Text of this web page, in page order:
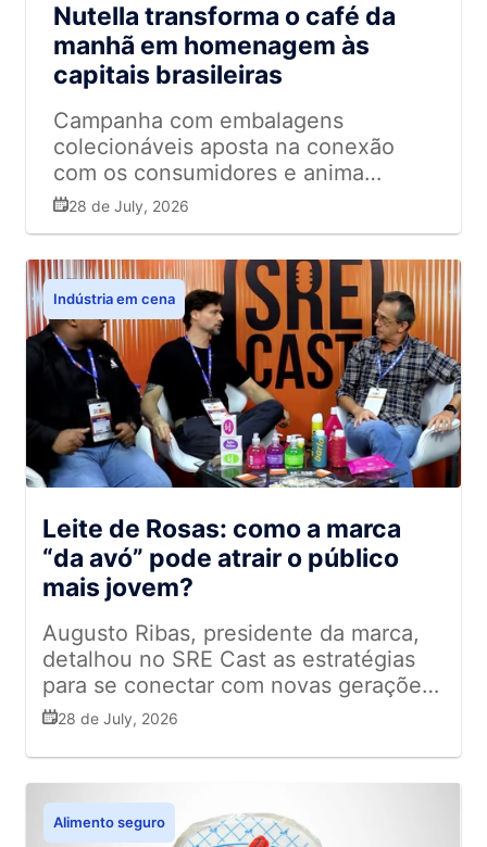
Nutella transforma o café da
manhã em homenagem às
capitais brasileiras
Campanha com embalagens
colecionáveis aposta na conexão
com os consumidores e anima
supermercadistas com potencial de
28 de July, 2026
Indústria em cena
Leite de Rosas: como a marca
“da avó” pode atrair o público
mais jovem?
Augusto Ribas, presidente da marca,
detalhou no SRE Cast as estratégias
para se conectar com novas gerações
e destacou lançamentos
28 de July, 2026
Alimento seguro